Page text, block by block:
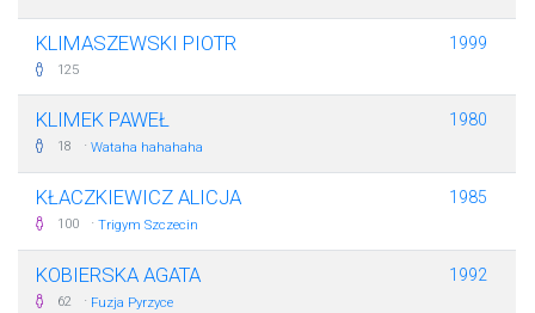
KLIMASZEWSKI PIOTR
125
1999
KLIMEK PAWEŁ
18 · Wataha hahahaha
1980
KŁACZKIEWICZ ALICJA
100 · Trigym Szczecin
1985
KOBIERSKA AGATA
62 · Fuzja Pyrzyce
1992